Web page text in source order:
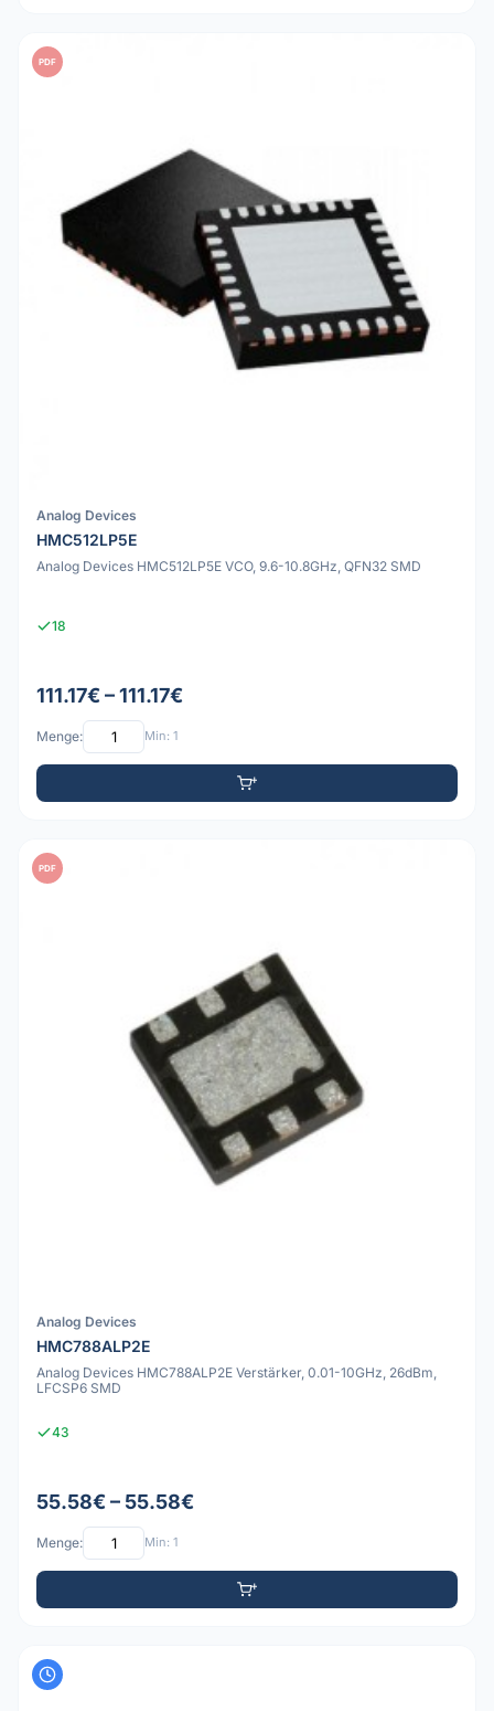
PDF
Analog Devices
HMC512LP5E
Analog Devices HMC512LP5E VCO, 9.6-10.8GHz, QFN32 SMD
18
111.17€ – 111.17€
Menge: Min: 1
PDF
Analog Devices
HMC788ALP2E
Analog Devices HMC788ALP2E Verstärker, 0.01-10GHz, 26dBm,
LFCSP6 SMD
43
55.58€ – 55.58€
Menge: Min: 1